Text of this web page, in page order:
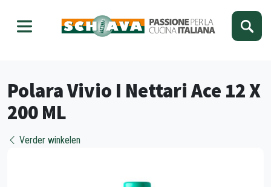
Polara Vivio I Nettari Ace 12 X
200 ML
Verder winkelen